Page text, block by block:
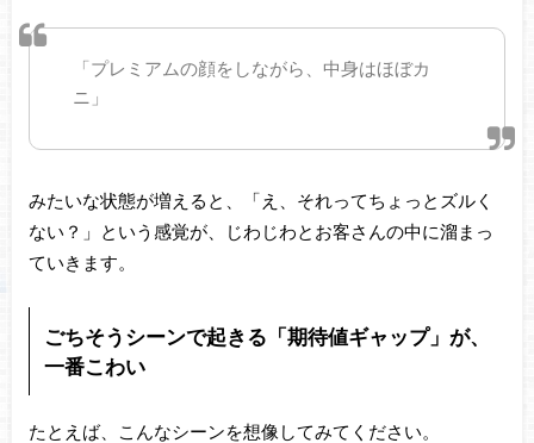
「プレミアムの顔をしながら、中身はほぼカ
ニ」
みたいな状態が増えると、「え、それってちょっとズルく
ない？」という感覚が、じわじわとお客さんの中に溜まっ
ていきます。
ごちそうシーンで起きる「期待値ギャップ」が、
一番こわい
たとえば、こんなシーンを想像してみてください。